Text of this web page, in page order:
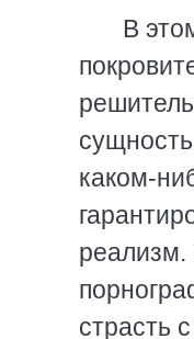
В
каком-
реализм.
страсть